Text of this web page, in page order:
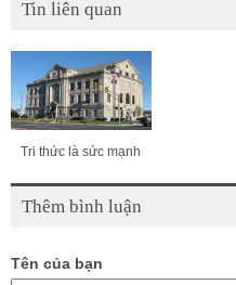
Tin liên quan
Tri thức là sức mạnh
Thêm bình luận
Tên của bạn